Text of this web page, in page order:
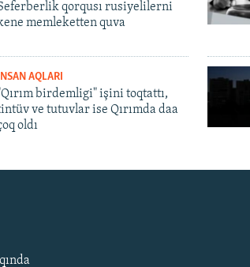
qorqusı rusiyelilerni
memleketten quva
İNSAN AQLARI
birdemligi" işini toqtattı,
ve tutuvlar ise Qırımda daa
oldı